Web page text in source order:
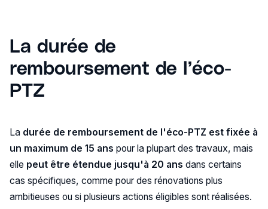
La durée de
remboursement de l’éco-
PTZ
La durée de remboursement de l'éco-PTZ est fixée à
un maximum de 15 ans pour la plupart des travaux, mais
elle peut être étendue jusqu'à 20 ans dans certains
cas spécifiques, comme pour des rénovations plus
ambitieuses ou si plusieurs actions éligibles sont réalisées.